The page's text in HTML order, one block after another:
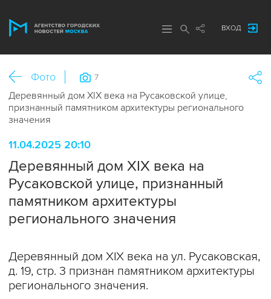
ВХОД
Фото
Деревянный дом XIX века на Русаковской улице,
признанный памятником архитектуры регионального
значения
7
11.04.2025 20:10
Деревянный дом XIX века на
Русаковской улице, признанный
памятником архитектуры
регионального значения
Деревянный дом XIX века на ул. Русаковская,
д. 19, стр. 3 признан памятником архитектуры
регионального значения.